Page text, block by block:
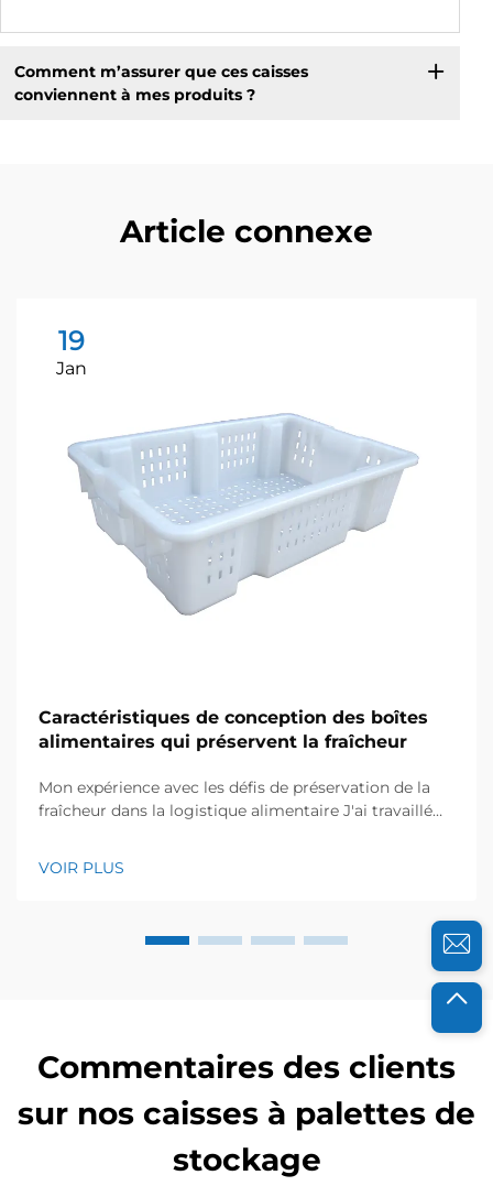
Comment m’assurer que ces caisses
conviennent à mes produits ?
Article connexe
19
Jan
Caractéristiques de conception des boîtes
alimentaires qui préservent la fraîcheur
Mon expérience avec les défis de préservation de la
fraîcheur dans la logistique alimentaire J'ai travaillé
sais à quel point la fraîcheur est essentielle pour leur
VOIR PLUS
Commentaires des clients
sur nos caisses à palettes de
stockage